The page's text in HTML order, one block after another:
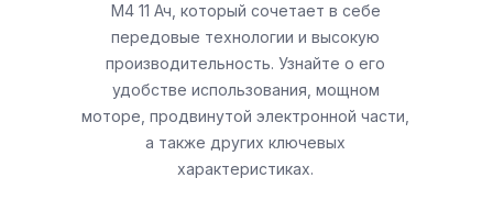
М4 11 Ач, который сочетает в себе
передовые технологии и высокую
производительность. Узнайте о его
удобстве использования, мощном
моторе, продвинутой электронной части,
а также других ключевых
характеристиках.